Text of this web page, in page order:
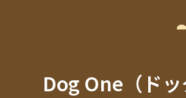
Dog One（ドッ